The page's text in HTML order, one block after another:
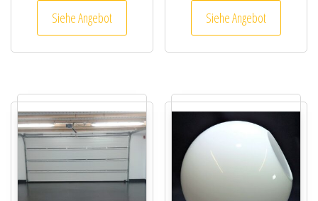
Siehe Angebot Siehe Angebot